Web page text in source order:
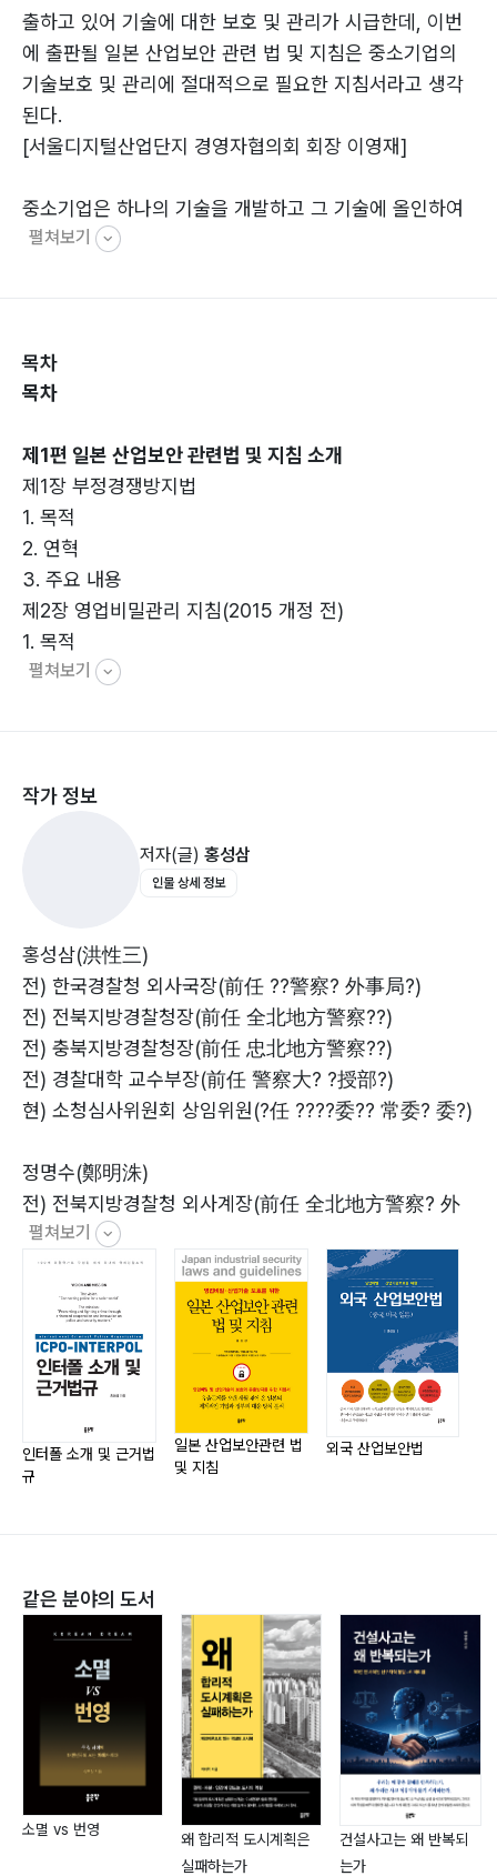
출하고 있어 기술에 대한 보호 및 관리가 시급한데, 이번
에 출판될 일본 산업보안 관련 법 및 지침은 중소기업의
기술보호 및 관리에 절대적으로 필요한 지침서라고 생각
된다.
[서울디지털산업단지 경영자협의회 회장 이영재]
중소기업은 하나의 기술을 개발하고 그 기술에 올인하여
회사의 운명을 걸고 있다. 그런데 그런 기술이 설마 유출
수가 없었다.
중소기업은 기술개발에만 치중하다 보니 그 기술을 어떻
기업의 영업비밀 관리 방법 등에 대해서 자세하게 수록되
어 있는 이 한 권의 책이 좋은 지침이 될 것으로 기대된다.
[전 서울경찰청 산업기술유출수사대 팀장, 현 연수서 경
제팀장 정점영]
이 책은 일본의 관련 법규와 지침을 소개함으로써 기업간
글로벌한 경쟁과 바쁜 일정에 쫓겨 방심하는 사이에 일어
날 수 있는 산업기술과 영업비밀 유출방지를 위한 경각심
수많은 해외 사례 등을 연구하였습니다. 특히, 일본의 사
례를 연구하기 위해 2014년 경찰청 외사국장 재직 당시
출과 관련한 법과 지침을 모두 원문에 충실히 번역해냈습
니다. 이 책은 산업기술 유출에 대한 저자가 가지고 있는
고도의 전문성과 지식, 뜨거운 열정과 지독한 몰두가 낳은
결과물로 산업기술 유출과 관련한 연구나 실무에 꼭 필요
한 책입니다.
[전 경찰청 외사국 일본담당, 저자의 일본어 선생님 남일]
펼쳐보기
목차
목차
제1편 일본 산업보안 관련법 및 지침 소개
제1장 부정경쟁방지법
1. 목적
2. 연혁
3. 주요 내용
제2장 영업비밀관리 지침(2015 개정 전)
1. 목적
2. 연혁
2. 연혁
제4장 영업비밀관리 지침(2015년 전면 개정)
1. 본 지침의 목적
3. 주요 내용
제5장 한국법과의 비교 및 시사점
1. 제1장 총칙
2. 제2장 금지청구 · 손해배상 등
3. 제3장 국제약속에 근거한 금지행위
4. 제4장 잡칙(雜則)
6. 제6장 형사소송 절차의 특례(特例)
제2편 부정경쟁방지법 전문
제1장 총칙
제2장 금지청구, 손해배상 등
제3장 국제약속에 근거한 금지행위
제4장 잡칙
제5장 벌칙
제6장 형사소송 절차의 특례
제3편 영업비밀관리 지침(2015년 개정 전)
제2장 부정경쟁방지법상의 영업비밀보호
1. 영업비밀의 정의
2. 영업비밀의 민사적 보호
3. 영업비밀의 형사적 보호
제3장 영업비밀을 보호하기 위한 관리방식
1. 개요
2. 영업비밀 관리를 위해 실시하는 것이 바람직한 비밀 관
리 방법
3. 영엽비밀 관리를 적절하게 기능하게 하기 위해 실시하
펼쳐보기
작가 정보
저자(글) 홍성삼
인물 상세 정보
홍성삼(洪性三)
전) 한국경찰청 외사국장(前任 ??警察? 外事局?)
전) 전북지방경찰청장(前任 全北地方警察??)
전) 충북지방경찰청장(前任 忠北地方警察??)
전) 경찰대학 교수부장(前任 警察大? ?授部?)
현) 소청심사위원회 상임위원(?任 ????委?? 常委? 委?)
정명수(鄭明洙)
전) 전북지방경찰청 외사계장(前任 全北地方警察? 外
事系?)
펼쳐보기
인터폴 소개 및 근거법
규
일본 산업보안관련 법
및 지침
외국 산업보안법
같은 분야의 도서
소멸 vs 번영
왜 합리적 도시계획은
실패하는가
건설사고는 왜 반복되
는가